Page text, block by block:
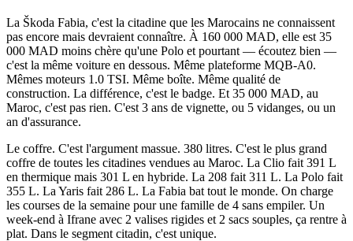
La Škoda Fabia, c'est la citadine que les Marocains ne connaissent
pas encore mais devraient connaître. À 160 000 MAD, elle est 35
000 MAD moins chère qu'une Polo et pourtant — écoutez bien —
c'est la même voiture en dessous. Même plateforme MQB-A0.
Mêmes moteurs 1.0 TSI. Même boîte. Même qualité de
construction. La différence, c'est le badge. Et 35 000 MAD, au
Maroc, c'est pas rien. C'est 3 ans de vignette, ou 5 vidanges, ou un
an d'assurance.
Le coffre. C'est l'argument massue. 380 litres. C'est le plus grand
coffre de toutes les citadines vendues au Maroc. La Clio fait 391 L
en thermique mais 301 L en hybride. La 208 fait 311 L. La Polo fait
355 L. La Yaris fait 286 L. La Fabia bat tout le monde. On charge
les courses de la semaine pour une famille de 4 sans empiler. Un
week-end à Ifrane avec 2 valises rigides et 2 sacs souples, ça rentre à
plat. Dans le segment citadin, c'est unique.